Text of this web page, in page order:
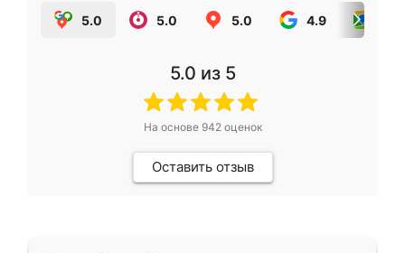
5.0 5.0 5.0 4.9
5.0 из 5
На основе 942оценок
Оставить отзыв